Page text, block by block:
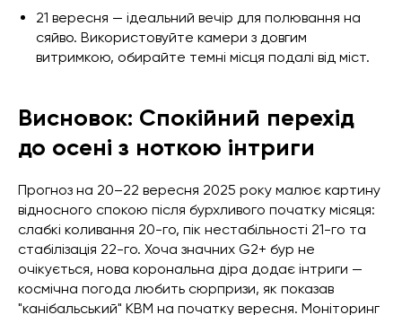
21 вересня — ідеальний вечір для полювання на
сяйво. Використовуйте камери з довгим
витримкою, обирайте темні місця подалі від міст.
Висновок: Спокійний перехід
до осені з ноткою інтриги
Прогноз на 20–22 вересня 2025 року малює картину
відносного спокою після бурхливого початку місяця:
слабкі коливання 20-го, пік нестабільності 21-го та
стабілізація 22-го. Хоча значних G2+ бур не
очікується, нова корональна діра додає інтриги —
космічна погода любить сюрпризи, як показав
"канібальський" КВМ на початку вересня. Моніторинг